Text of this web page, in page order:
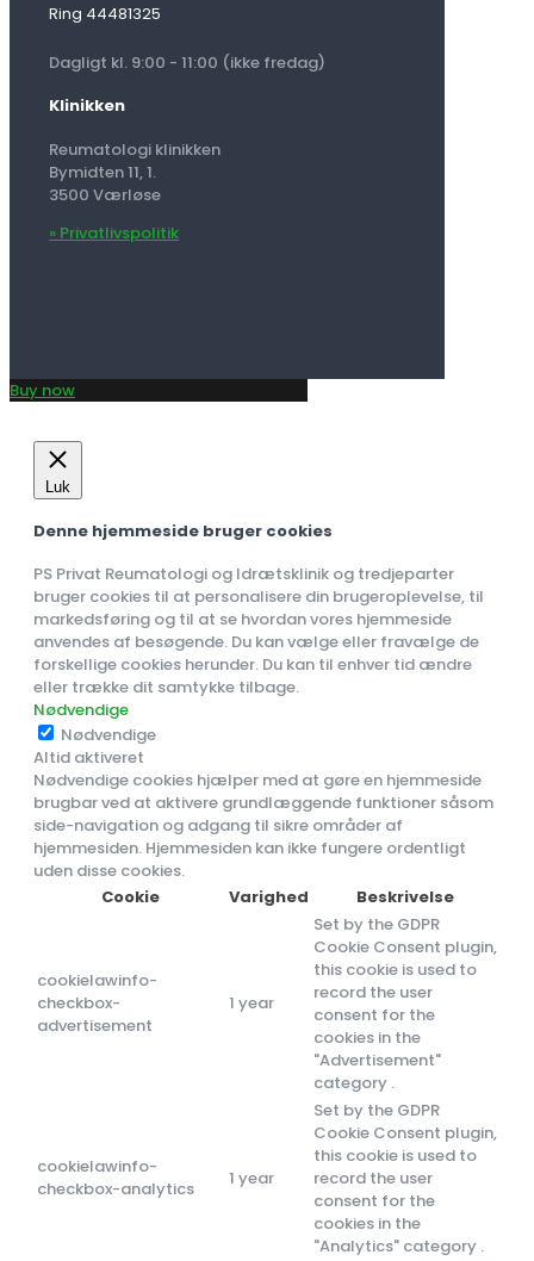
Ring 44481325
Dagligt kl. 9:00 - 11:00 (ikke fredag)
Klinikken
Reumatologi klinikken
Bymidten 11, 1.
3500 Værløse
» Privatlivspolitik
Buy now
Luk
Denne hjemmeside bruger cookies
PS Privat Reumatologi og Idrætsklinik og tredjeparter
bruger cookies til at personalisere din brugeroplevelse, til
markedsføring og til at se hvordan vores hjemmeside
anvendes af besøgende. Du kan vælge eller fravælge de
forskellige cookies herunder. Du kan til enhver tid ændre
eller trække dit samtykke tilbage.
Nødvendige
Nødvendige
Altid aktiveret
Nødvendige cookies hjælper med at gøre en hjemmeside
brugbar ved at aktivere grundlæggende funktioner såsom
side-navigation og adgang til sikre områder af
hjemmesiden. Hjemmesiden kan ikke fungere ordentligt
uden disse cookies.
Cookie
Varighed Beskrivelse
cookielawinfo-
checkbox-
advertisement
1 year
Set by the GDPR
Cookie Consent plugin,
this cookie is used to
record the user
consent for the
cookies in the
"Advertisement"
category .
cookielawinfo-
checkbox-analytics
1 year
Set by the GDPR
Cookie Consent plugin,
this cookie is used to
record the user
consent for the
cookies in the
"Analytics" category .